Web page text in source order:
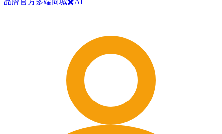
品牌官方多端商城✖️AI